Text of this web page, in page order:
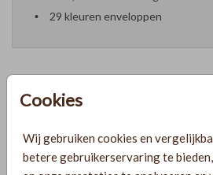
Cookies
Wij gebruiken cookies en
betere gebruikerservaring te
29 kleuren enveloppen
Formaten en prijzen